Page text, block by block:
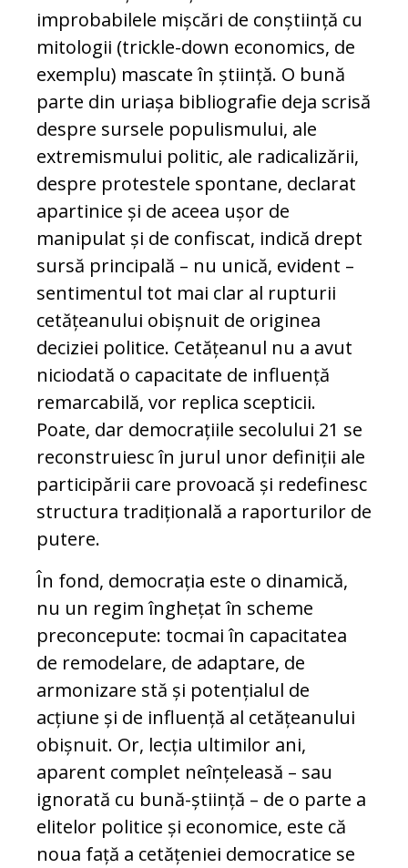
improbabilele mișcări de conștiință cu
mitologii (trickle-down economics, de
exemplu) mascate în știință. O bună
parte din uriașa bibliografie deja scrisă
despre sursele populismului, ale
extremismului politic, ale radicalizării,
despre protestele spontane, declarat
apartinice și de aceea ușor de
manipulat și de confiscat, indică drept
sursă principală – nu unică, evident –
sentimentul tot mai clar al rupturii
cetățeanului obișnuit de originea
deciziei politice. Cetățeanul nu a avut
niciodată o capacitate de influență
remarcabilă, vor replica scepticii.
Poate, dar democrațiile secolului 21 se
reconstruiesc în jurul unor definiții ale
participării care provoacă și redefinesc
structura tradițională a raporturilor de
putere.
În fond, democrația este o dinamică,
nu un regim înghețat în scheme
preconcepute: tocmai în capacitatea
de remodelare, de adaptare, de
armonizare stă și potențialul de
acțiune și de influență al cetățeanului
obișnuit. Or, lecția ultimilor ani,
aparent complet neînțeleasă – sau
ignorată cu bună-știință – de o parte a
elitelor politice și economice, este că
noua față a cetățeniei democratice se